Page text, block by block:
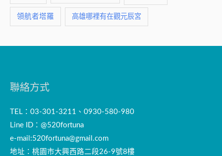
領航者塔羅 高雄哪裡有在觀元辰宮
聯絡方式
TEL：03-301-3211、0930-580-980
Line ID：@520fortuna
e-mail:520fortuna@gmail.com
地址：桃園市大興西路二段26-9號8樓